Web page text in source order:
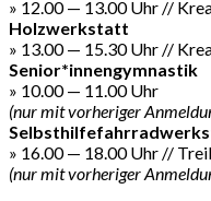
» 12.00 — 13.00 Uhr //
Holzwerkstatt
» 13.00 — 15.30 Uhr //
Senior*innengymnastik
» 10.00 — 11.00 Uhr
(nur mit vorheriger
» 16.00 — 18.00 Uhr //
(nur mit vorheriger